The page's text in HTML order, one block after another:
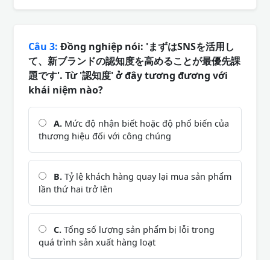
Câu 3: Đồng nghiệp nói: 'まずはSNSを活用し
て、新ブランドの認知度を高めることが最優先課
題です'. Từ '認知度' ở đây tương đương với
khái niệm nào?
A. Mức độ nhận biết hoặc độ phổ biến của
thương hiệu đối với công chúng
B. Tỷ lệ khách hàng quay lại mua sản phẩm
lần thứ hai trở lên
C. Tổng số lượng sản phẩm bị lỗi trong
quá trình sản xuất hàng loạt